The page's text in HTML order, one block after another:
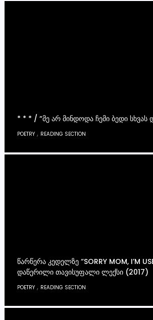
* * * / “ᲛᲔ ᲐᲠ ᲛᲘᲜᲓᲝᲓᲐ ᲩᲔᲛᲘ ᲑᲔᲓᲘ ᲡᲮᲕᲐᲡ
POETRY , READING SECTION
ᲬᲐᲠᲬᲔᲠᲐ ᲙᲔᲓᲔᲚᲖᲔ “SORRY MOM, I’M
ᲓᲐᲬᲔᲠᲘᲚᲘ ᲗᲐᲕᲘᲡᲣᲤᲐᲚᲘ ᲚᲔᲥᲡᲘ (2017)
POETRY , READING SECTION